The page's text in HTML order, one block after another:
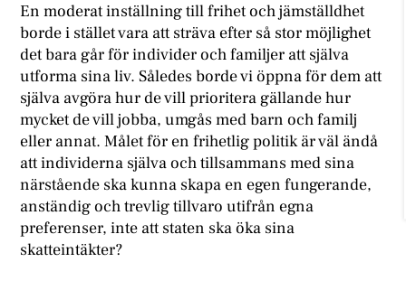
En moderat inställning till frihet och jämställdhet
borde i stället vara att sträva efter så stor möjlighet
det bara går för individer och familjer att själva
utforma sina liv. Således borde vi öppna för dem att
själva avgöra hur de vill prioritera gällande hur
mycket de vill jobba, umgås med barn och familj
eller annat. Målet för en frihetlig politik är väl ändå
att individerna själva och tillsammans med sina
närstående ska kunna skapa en egen fungerande,
anständig och trevlig tillvaro utifrån egna
preferenser, inte att staten ska öka sina
skatteintäkter?